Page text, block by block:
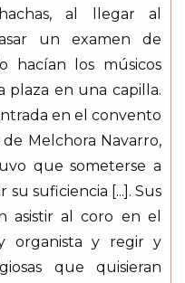
al llegar al
un examen de
hacían los músicos
plaza en una capilla.
en el convento
Melchora Navarro,
que someterse a
suficiencia [...]. Sus
asistir al coro en el
organista y regir y
que quisieran